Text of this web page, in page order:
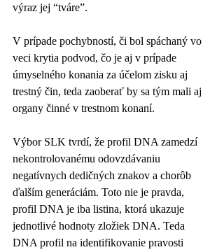
výraz jej “tváre”.
V prípade pochybností, či bol spáchaný vo
veci krytia podvod, čo je aj v prípade
úmyselného konania za účelom zisku aj
trestný čin, teda zaoberať by sa tým mali aj
organy činné v trestnom konaní.
Výbor SLK tvrdí, že profil DNA zamedzí
nekontrolovanému odovzdávaniu
negatívnych dedičných znakov a chorôb
ďalším generáciám. Toto nie je pravda,
profil DNA je iba listina, ktorá ukazuje
jednotlivé hodnoty zložiek DNA. Teda
DNA profil na identifikovanie pravosti